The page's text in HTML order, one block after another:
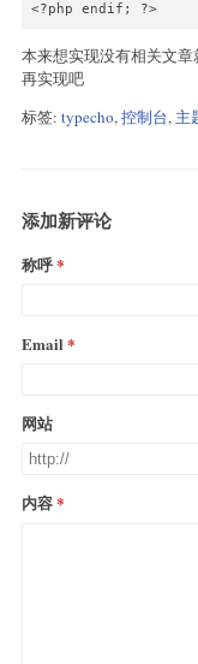
<?php endif; ?>
本来想实现没有相关文
再实现吧
标签: typecho,控制台, 主
添加新评论
称呼
Email
网站
内容